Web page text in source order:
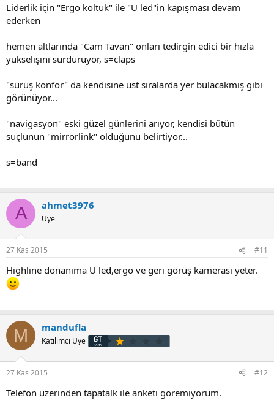
Liderlik için "Ergo koltuk" ile "U led"in kapışması devam
ederken
hemen altlarında "Cam Tavan" onları tedirgin edici bir hızla
yükselişini sürdürüyor, s=claps
"sürüş konfor" da kendisine üst sıralarda yer bulacakmış gibi
görünüyor...
"navigasyon" eski güzel günlerini arıyor, kendisi bütün
suçlunun "mirrorlink" olduğunu belirtiyor...
s=band
A ahmet3976
Üye
27 Kas 2015 #11
Highline donanıma U led,ergo ve geri görüş kamerası yeter.
M mandufla
Katılımcı Üye
27 Kas 2015 #12
Telefon üzerinden tapatalk ile anketi göremiyorum.